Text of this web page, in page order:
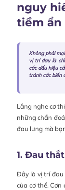
nguy
tiềm ẩn
Không phải
vị trí đau là
các dấu hiệu
tránh các biến
Lắng nghe cơ
những chẩn
đau lưng mà
1. Đau
Đây là vị trí đau
của cơ thể.